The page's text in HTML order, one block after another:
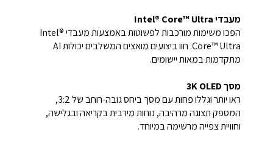
מעבדי Intel® Core™ Ultra
הפכו משימות מורכבות לפשוטות באמצעות מעבדי Intel®
Core™ Ultra. חוו ביצועים מואצים המשלבים יכולות AI
מתקדמות במאות יישומים.
מסך 3K OLED
ראו יותר וגללו פחות עם מסך ביחס גובה-רוחב של 3:2,
המספק תצוגה מרהיבה, נוחות מירבית בקריאה ובגלישה,
וחוויית צפייה מרשימה במיוחד.